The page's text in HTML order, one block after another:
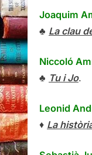
Joaquim
♣ La clau
Niccoló
♣ Tu i Jo.
Leonid
♦ La